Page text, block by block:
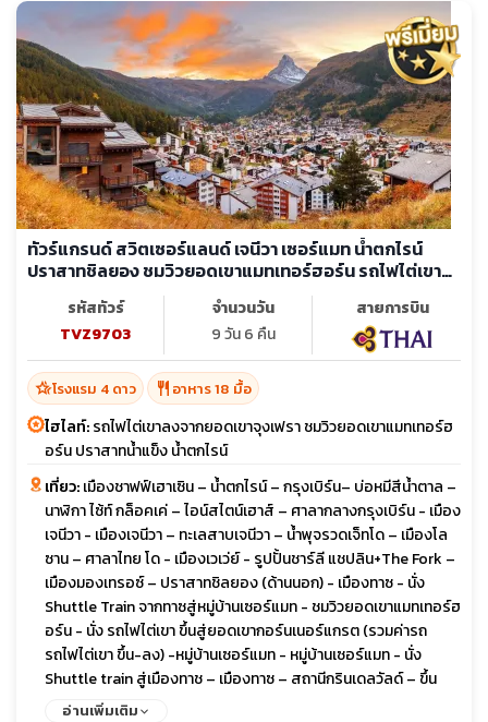
ทัวร์แกรนด์ สวิตเซอร์แลนด์ เจนีวา เซอร์แมท น้ำตกไรน์
ปราสาทชิลยอง ชมวิวยอดเขาแมทเทอร์ฮอร์น รถไฟไต่เขา
ลงจากยอดเขาจุงเฟรา
รหัสทัวร์
TVZ9703
จำนวนวัน
9 วัน 6 คืน
สายการบิน
hotel_classโรงแรม 4 ดาว restaurant อาหาร 18 มื้อ
ไฮไลท์:รถไฟไต่เขาลงจากยอดเขาจุงเฟรา ชมวิวยอดเขาแมทเทอร์ฮ
อร์น ปราสาทน้ำแข็ง น้ำตกไรน์
เที่ยว:เมืองชาฟฟ์เฮาเซิน – น้ำตกไรน์ – กรุงเบิร์น– บ่อหมีสีน้ำตาล –
นาฬิกา ไซ้ท์ กล็อคเค่ – ไอน์สไตน์เฮาส์ – ศาลากลางกรุงเบิร์น - เมือง
เจนีวา - เมืองเจนีวา – ทะเลสาบเจนีวา – น้ำพุจรวดเจ็ทโด – เมืองโล
ซาน – ศาลาไทย โด - เมืองเวเว่ย์ - รูปปั้นชาร์ลี แชปลิน+The Fork –
เมืองมองเทรอซ์ – ปราสาทชิลยอง (ด้านนอก) - เมืองทาซ - นั่ง
Shuttle Train จากทาซสู่หมู่บ้านเซอร์แมท - ชมวิวยอดเขาแมทเทอร์ฮ
อร์น - นั่ง รถไฟไต่เขา ขึ้นสู่ยอดเขากอร์นเนอร์แกรต (รวมค่ารถ
รถไฟไต่เขา ขึ้น-ลง) -หมู่บ้านเซอร์แมท - หมู่บ้านเซอร์แมท - นั่ง
Shuttle train สู่เมืองทาช – เมืองทาซ – สถานีกรินเดลวัลด์ – ขึ้น
กระเช้าไอเกอร์ เอ็กเพรส สู่ สถานีไอเกอร์เกลตเชอร์ – ต่อรถไฟ สู่
อ่านเพิ่มเติม